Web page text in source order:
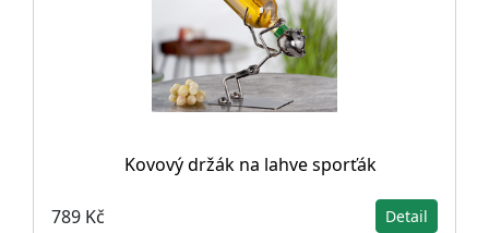
Kovový držák na lahve sporťák
789 Kč Detail